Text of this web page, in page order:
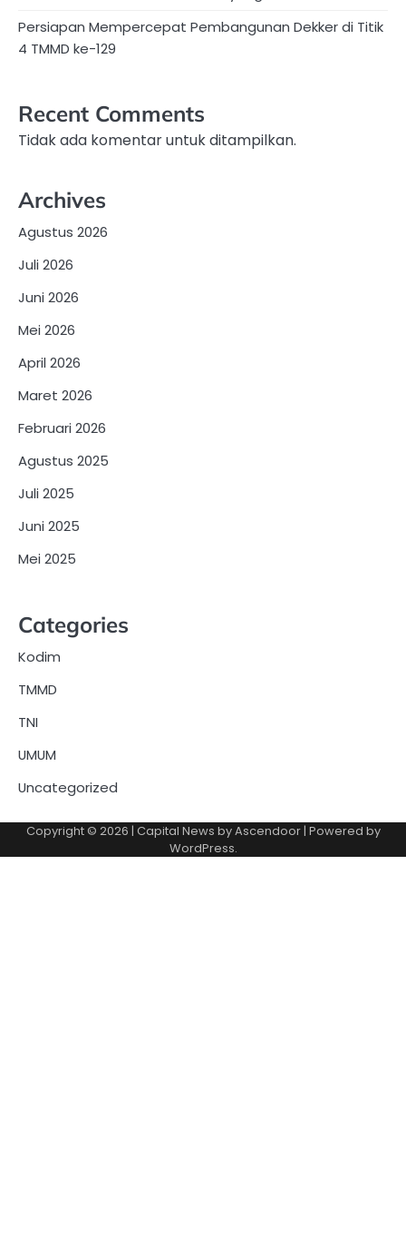
Persiapan Mempercepat Pembangunan Dekker di Titik
4 TMMD ke-129
Recent Comments
Tidak ada komentar untuk ditampilkan.
Archives
Agustus 2026
Juli 2026
Juni 2026
Mei 2026
April 2026
Maret 2026
Februari 2026
Agustus 2025
Juli 2025
Juni 2025
Mei 2025
Categories
Kodim
TMMD
TNI
UMUM
Uncategorized
Copyright © 2026 | Capital News byAscendoor| Powered by
WordPress.